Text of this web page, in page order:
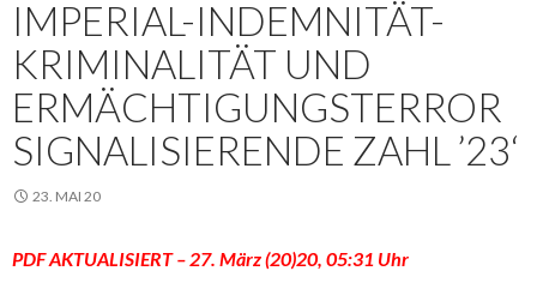
IMPERIAL-INDEMNITÄT-
KRIMINALITÄT UND
ERMÄCHTIGUNGSTERROR
SIGNALISIERENDE ZAHL ’23‘
23. MAI 20
PDF AKTUALISIERT – 27. März (20)20, 05:31 Uhr